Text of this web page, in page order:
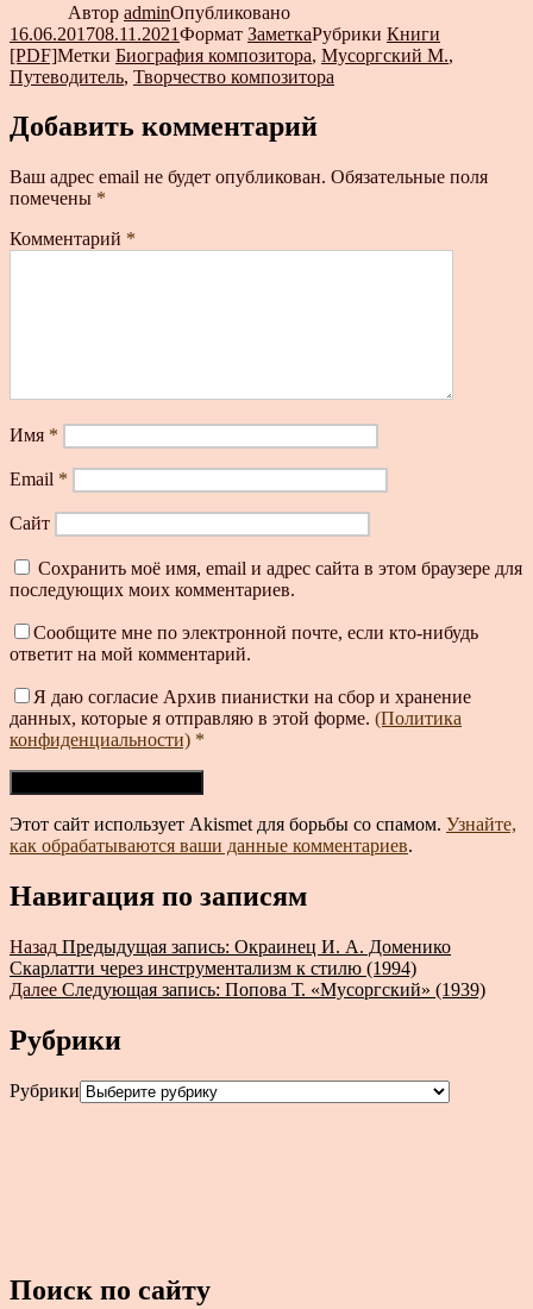
Автор adminОпубликовано
16.06.201708.11.2021Формат ЗаметкаРубрики Книги
[PDF]Метки Биография композитора, Мусоргский М.,
Путеводитель, Творчество композитора
Добавить комментарий
Ваш адрес email не будет опубликован. Обязательные поля
помечены *
Комментарий *
Имя *
Email *
Сайт
Сохранить моё имя, email и адрес сайта в этом браузере для
последующих моих комментариев.
Сообщите мне по электронной почте, если кто-нибудь
ответит на мой комментарий.
Я даю согласие Архив пианистки на сбор и хранение
данных, которые я отправляю в этой форме. (Политика
конфиденциальности) *
Этот сайт использует Akismet для борьбы со спамом. Узнайте,
как обрабатываются ваши данные комментариев.
Навигация по записям
Назад Предыдущая запись: Окраинец И. А. Доменико
Скарлатти через инструментализм к стилю (1994)
Далее Следующая запись: Попова Т. «Мусоргский» (1939)
Рубрики
Рубрики
Поиск по сайту